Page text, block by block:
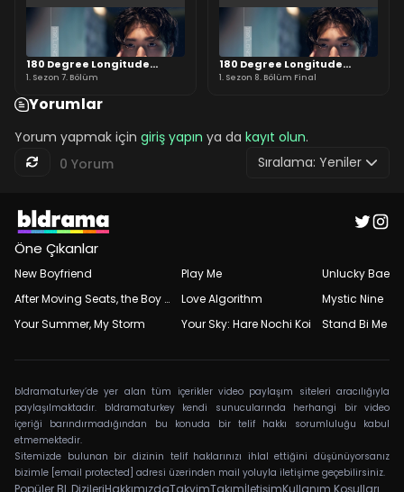
180 Degree Longitude
Passes Through Us
1. Sezon 7. Bölüm
180 Degree Longitude
Passes Through Us
1. Sezon 8. Bölüm Final
Yorumlar
Yorum yapmak için giriş yapın ya da kayıt olun.
0 Yorum
Sıralama: Yeniler
Öne Çıkanlar
New Boyfriend
After Moving Seats, the Boy Behind Me Has a Crush on Me
Your Summer, My Storm
Play Me
Love Algorithm
Your Sky: Hare Nochi Koi
Unlucky Bae
Mystic Nine
Stand Bi Me
bldramaturkey’de yer alan tüm içerikler video paylaşım siteleri aracılığıyla
paylaşılmaktadır. bldramaturkey kendi sunucularında herhangi bir video
içeriği barındırmadığından bu konuda bir telif hakkı sorumluluğu kabul
etmemektedir.
Sitemizde bulunan bir dizinin telif haklarınızı ihlal ettiğini düşünüyorsanız
bizimle [email protected] adresi üzerinden mail yoluyla iletişime geçebilirsiniz.
Popüler BL DizileriHakkımızdaTakvimTakımİletişimKullanım Koşulları